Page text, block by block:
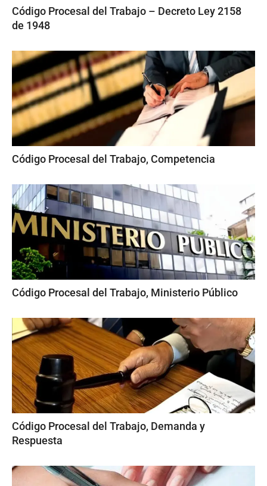
Código Procesal del Trabajo – Decreto Ley 2158
de 1948
Código Procesal del Trabajo, Competencia
Código Procesal del Trabajo, Ministerio Público
Código Procesal del Trabajo, Demanda y
Respuesta